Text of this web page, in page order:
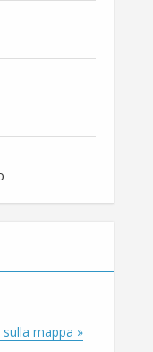
sulla mappa »